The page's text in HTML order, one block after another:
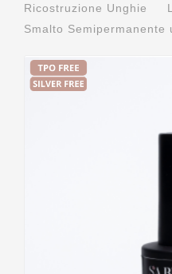
Ricostruzione Unghie
Smalto Semipermanente